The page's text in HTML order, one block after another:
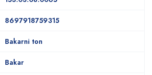
8697918759315
Bakarni ton
Bakar